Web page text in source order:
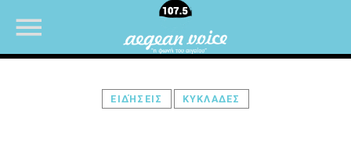
ΕΙΔΉΣΕΙΣ ΚΥΚΛΑΔΕΣ